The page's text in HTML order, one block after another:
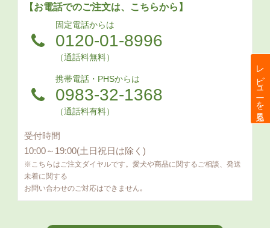
レビューを見る
【お電話でのご注文は、こちらから】
固定電話からは
0120-01-8996
（通話料無料）
携帯電話・PHSからは
0983-32-1368
（通話料有料）
受付時間
10:00～19:00(土日祝日は除く)
※こちらはご注文ダイヤルです。愛犬や商品に関するご相談、発送
未着に関する
お問い合わせのご対応はできません｡